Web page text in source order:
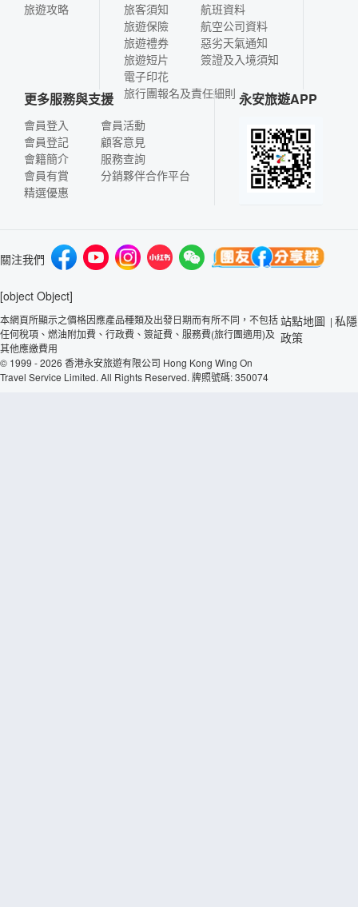
旅遊攻略
旅客須知
旅遊保險
旅遊禮券
旅遊短片
電子印花
航班資料
航空公司資料
惡劣天氣通知
簽證及入境須知
旅行團報名及責任細則
更多服務與支援
會員登入
會員登記
會籍簡介
會員有賞
精選優惠
會員活動
顧客意見
服務查詢
分銷夥伴合作平台
永安旅遊APP
關注我們
[object Object]
本網頁所顯示之價格因應產品種類及出發日期而有所不同，不包括
任何稅項、燃油附加費、行政費、簽証費、服務費(旅行團適用)及
其他應繳費用
© 1999 - 2026 香港永安旅遊有限公司 Hong Kong Wing On
Travel Service Limited. All Rights Reserved. 牌照號碼: 350074
站點地圖 | 私隱
政策